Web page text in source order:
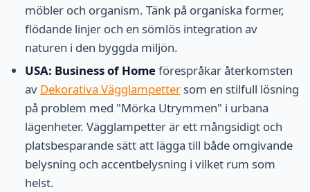
möbler och organism. Tänk på organiska former,
flödande linjer och en sömlös integration av
naturen i den byggda miljön.
USA: Business of Homeförespråkar återkomsten
av Dekorativa Vägglampetter som en stilfull lösning
på problem med "Mörka Utrymmen" i urbana
lägenheter. Vägglampetter är ett mångsidigt och
platsbesparande sätt att lägga till både omgivande
belysning och accentbelysning i vilket rum som
helst.